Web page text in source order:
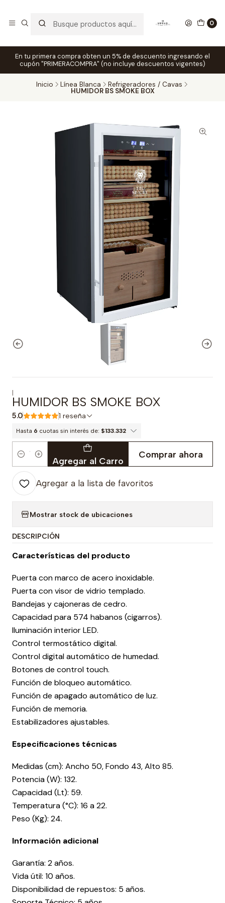
0
En tu primera compra obten un 5% de descuento ingresando el
cupón "PRIMERACOMPRA" (no incluye descuentos vigentes)
Inicio Línea Blanca Refrigeradores / Cavas
HUMIDOR BS SMOKE BOX
|
HUMIDOR BS SMOKE BOX
5.0 1 reseña
Hasta 6 cuotas sin interés de: $133.332
Cantidad Agregar al Carro
Comprar ahora
Agregar a la lista de favoritos
Mostrar stock de ubicaciones
DESCRIPCIÓN
Características del producto
Puerta con marco de acero inoxidable.
Puerta con visor de vidrio templado.
Bandejas y cajoneras de cedro.
Capacidad para 574 habanos (cigarros).
Iluminación interior LED.
Control termostático digital.
Control digital automático de humedad.
Botones de control touch.
Función de bloqueo automático.
Función de apagado automático de luz.
Función de memoria.
Estabilizadores ajustables.
Especificaciones técnicas
Medidas (cm): Ancho 50, Fondo 43, Alto 85.
Potencia (W): 132.
Capacidad (Lt): 59.
Temperatura (°C): 16 a 22.
Peso (Kg): 24.
Información adicional
Garantía: 2 años.
Vida útil: 10 años.
Disponibilidad de repuestos: 5 años.